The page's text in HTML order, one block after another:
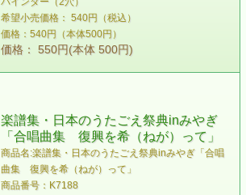
希望小売価格： 540円（税込）
価格：540円（本体500円）
価格： 550円(本体 500円)
楽譜集・日本のうたごえ祭典inみやぎ
「合唱曲集 復興を希（ねが）って」
商品名:楽譜集・日本のうたごえ祭典inみやぎ「合唱
曲集 復興を希（ねが）って」
商品番号：K7188